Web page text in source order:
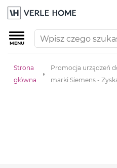
MENU
Strona
główna
Promocja urządzeń
marki Siemens -